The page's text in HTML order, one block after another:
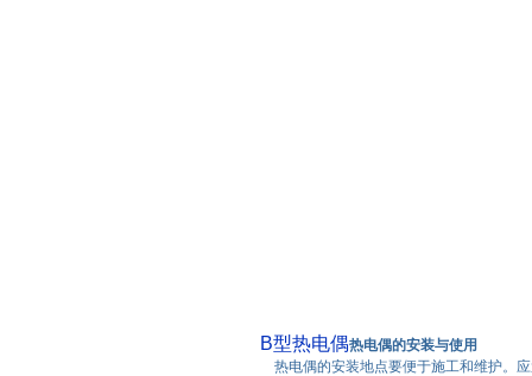
B型热电偶热电偶的安装与使用
热电偶的安装地点要便于施工和维护。